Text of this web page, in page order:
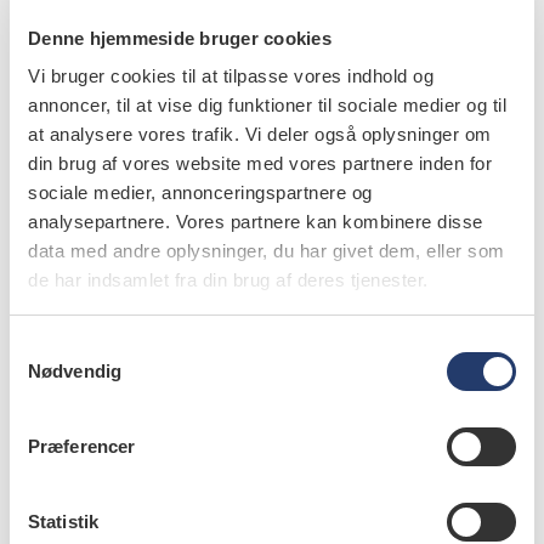
Denne hjemmeside bruger cookies
Vi bruger cookies til at tilpasse vores indhold og
annoncer, til at vise dig funktioner til sociale medier og til
at analysere vores trafik. Vi deler også oplysninger om
din brug af vores website med vores partnere inden for
sociale medier, annonceringspartnere og
analysepartnere. Vores partnere kan kombinere disse
data med andre oplysninger, du har givet dem, eller som
de har indsamlet fra din brug af deres tjenester.
Nødvendig
Præferencer
Statistik
info
Nr. 4 | 2025